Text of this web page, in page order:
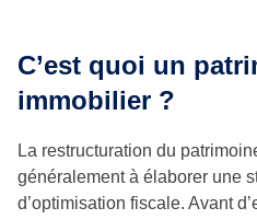
C’est quoi un
immobilier ?
La restructuration du
généralement à élaborer une
d’optimisation fiscale. Avant